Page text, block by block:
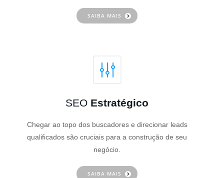
SAIBA MAIS
SEO Estratégico
Chegar ao topo dos buscadores e direcionar leads
qualificados são cruciais para a construção de seu
negócio.
SAIBA MAIS